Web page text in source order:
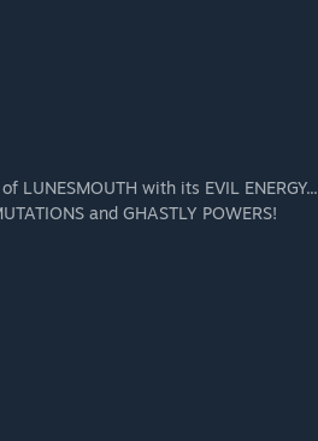
with its EVIL ENERGY...
and GHASTLY POWERS!